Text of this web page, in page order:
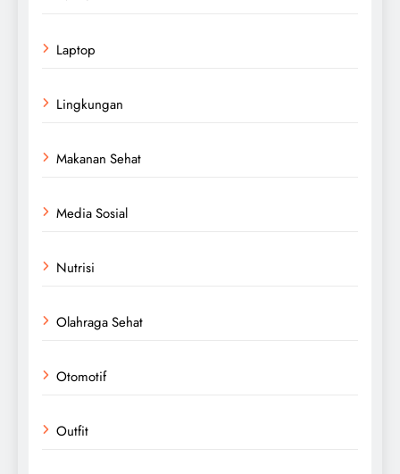
Laptop
Lingkungan
Makanan Sehat
Media Sosial
Nutrisi
Olahraga Sehat
Otomotif
Outfit